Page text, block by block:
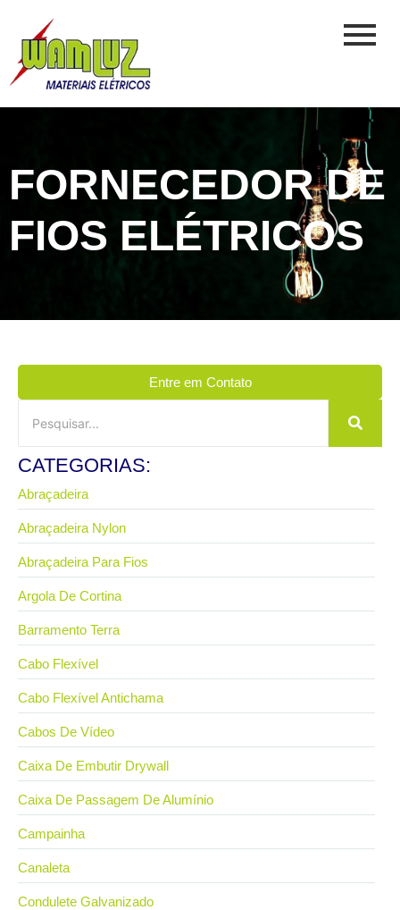
FORNECEDOR DE
FIOS ELÉTRICOS
Entre em Contato
CATEGORIAS:
Abraçadeira
Abraçadeira Nylon
Abraçadeira Para Fios
Argola De Cortina
Barramento Terra
Cabo Flexível
Cabo Flexível Antichama
Cabos De Vídeo
Caixa De Embutir Drywall
Caixa De Passagem De Alumínio
Campainha
Canaleta
Condulete Galvanizado